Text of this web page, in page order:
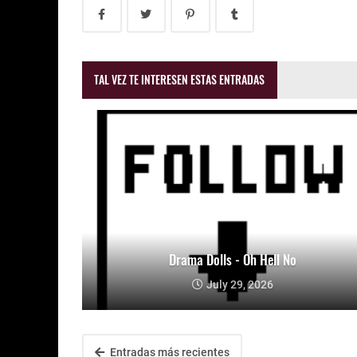
TAL VEZ TE INTERESEN ESTAS ENTRADAS
Drama Dolls - Oh Hell No
July 29, 2026
Entradas más recientes